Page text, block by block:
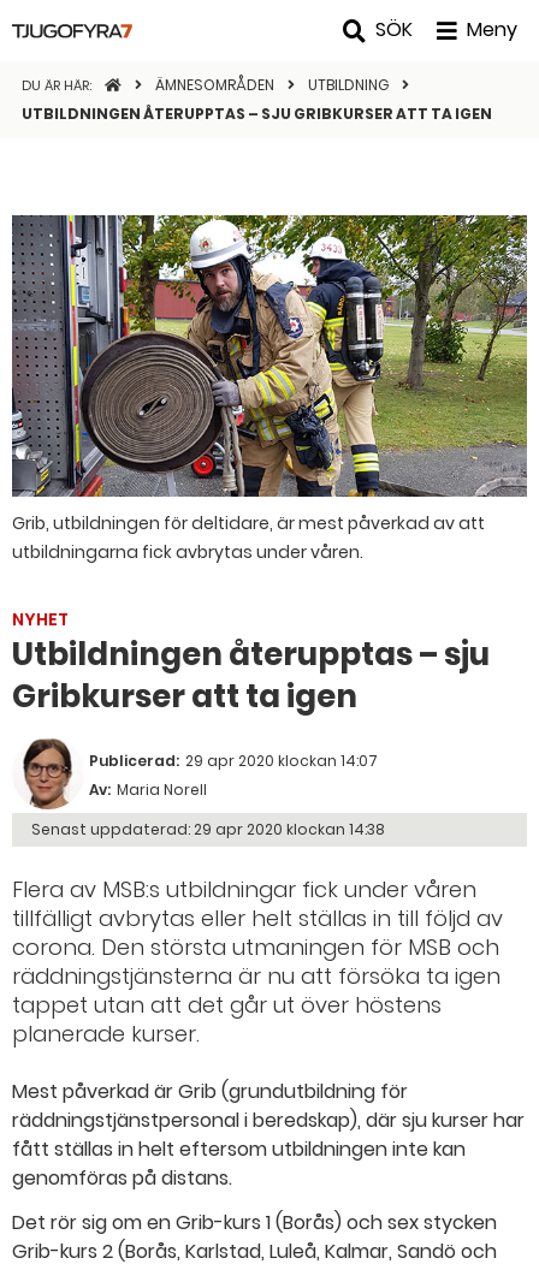
SÖK Meny
DU ÄR HÄR: STARTSIDANÄMNESOMRÅDEN
UTBILDNING
UTBILDNINGEN ÅTERUPPTAS – SJU GRIBKURSER ATT TA IGEN
Grib, utbildningen för deltidare, är mest påverkad av att
utbildningarna fick avbrytas under våren.
NYHET
Utbildningen återupptas – sju
Gribkurser att ta igen
Publicerad: 29 apr 2020 klockan 14:07
Av: Maria Norell
Senast uppdaterad:29 apr 2020 klockan 14:38
Flera av MSB:s utbildningar fick under våren
tillfälligt avbrytas eller helt ställas in till följd av
corona. Den största utmaningen för MSB och
räddningstjänsterna är nu att försöka ta igen
tappet utan att det går ut över höstens
planerade kurser.
Mest påverkad är Grib (grundutbildning för
räddningstjänstpersonal i beredskap), där sju kurser har
fått ställas in helt eftersom utbildningen inte kan
genomföras på distans.
Det rör sig om en Grib-kurs 1 (Borås) och sex stycken
Grib-kurs 2 (Borås, Karlstad, Luleå, Kalmar, Sandö och